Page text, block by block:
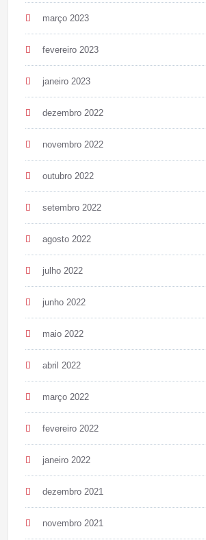
março 2023
fevereiro 2023
janeiro 2023
dezembro 2022
novembro 2022
outubro 2022
setembro 2022
agosto 2022
julho 2022
junho 2022
maio 2022
abril 2022
março 2022
fevereiro 2022
janeiro 2022
dezembro 2021
novembro 2021